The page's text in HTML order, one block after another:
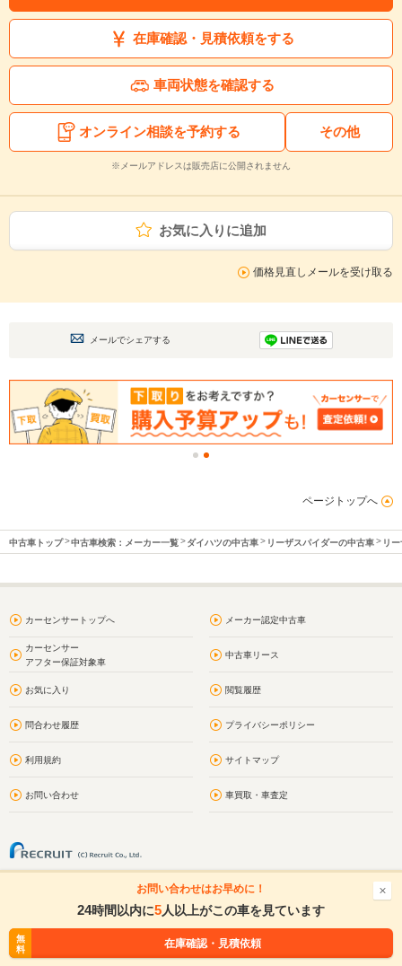
在庫確認・見積依頼をする
車両状態を確認する
オンライン相談を予約する その他
※メールアドレスは販売店に公開されません
お気に入りに追加
価格見直しメールを受け取る
メールでシェアする
ページトップへ
中古車トップ 中古車検索：メーカー一覧 ダイハツの中古車 リーザスパイダーの中古車 リ
カーセンサートップへ メーカー認定中古車
カーセンサー
アフター保証対象車
中古車リース
お気に入り 閲覧履歴
問合わせ履歴 プライバシーポリシー
利用規約 サイトマップ
お問い合わせ 車買取・車査定
無
料
在庫確認・見積依頼
お問い合わせはお早めに！
24時間以内に5人以上がこの車を見ています
無
料
在庫確認・見積依頼